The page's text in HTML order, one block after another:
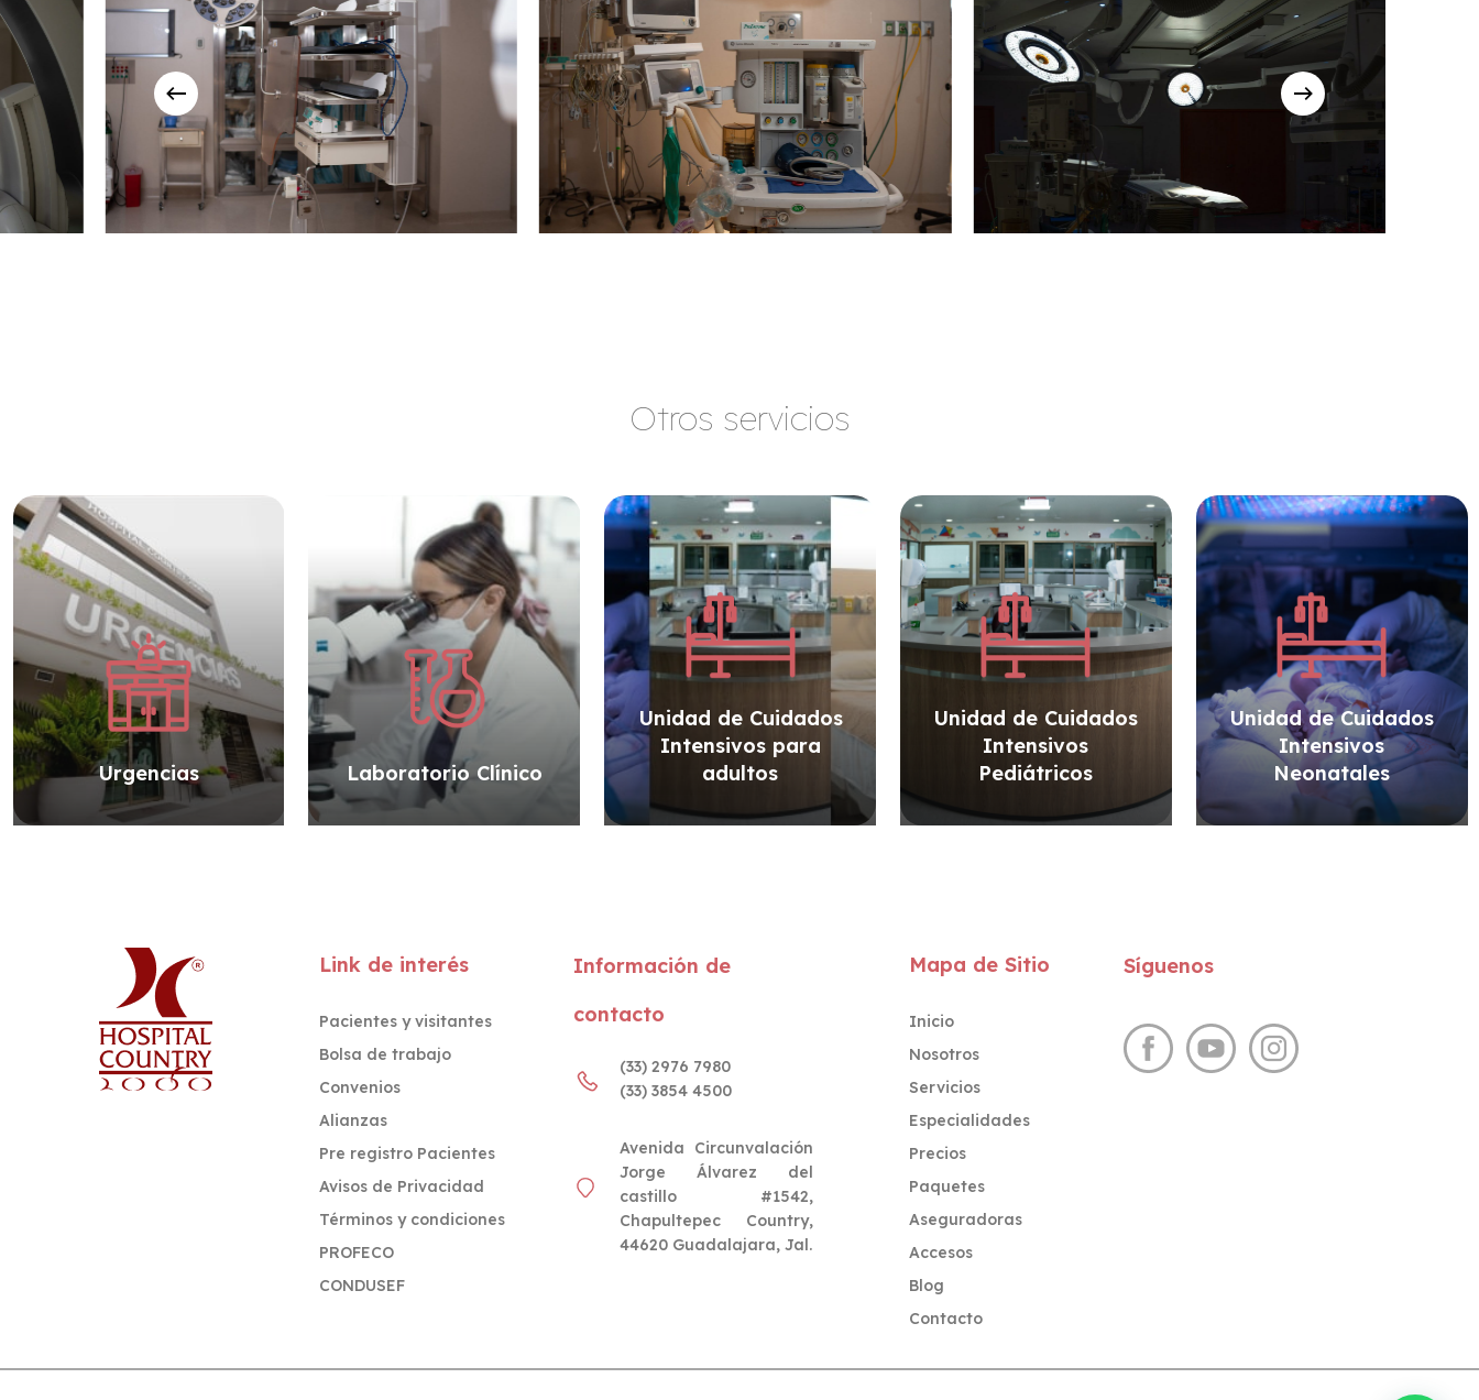
Otros servicios
Urgencias Laboratorio Clínico
Unidad de Cuidados
Intensivos para
adultos
Unidad de Cuidados
Intensivos
Pediátricos
Unidad de Cuidados
Intensivos
Neonatales
Link de interés
Pacientes y visitantes
Bolsa de trabajo
Convenios
Alianzas
Pre registro Pacientes
Avisos de Privacidad
Términos y condiciones
PROFECO
CONDUSEF
Información de
contacto
(33) 2976 7980
(33) 3854 4500
Avenida Circunvalación
Jorge Álvarez del
castillo #1542,
Chapultepec Country,
44620 Guadalajara, Jal.
Mapa de Sitio
Inicio
Nosotros
Servicios
Especialidades
Precios
Paquetes
Aseguradoras
Accesos
Blog
Contacto
Síguenos